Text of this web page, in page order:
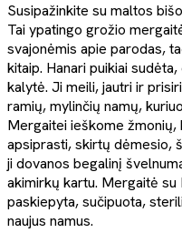
Susipažinkite su maltos
Tai ypatingo grožio
svajonėmis apie parodas,
kitaip. Hanari puikiai
kalytė. Ji meili, jautri ir
ramių, mylinčių namų,
Mergaitei ieškome
apsiprasti, skirtų dėmesio,
ji dovanos begalinį
akimirkų kartu. Mergaitė
paskiepyta, sučipuota,
naujus namus.